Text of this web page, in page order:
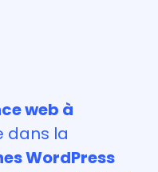
web à
dans la
WordPress